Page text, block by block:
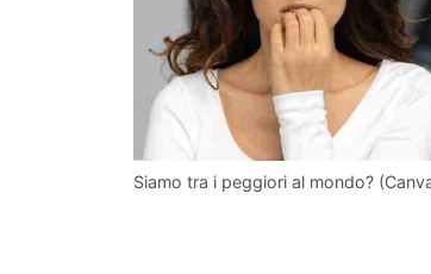
Siamo tra i peggiori al mondo?